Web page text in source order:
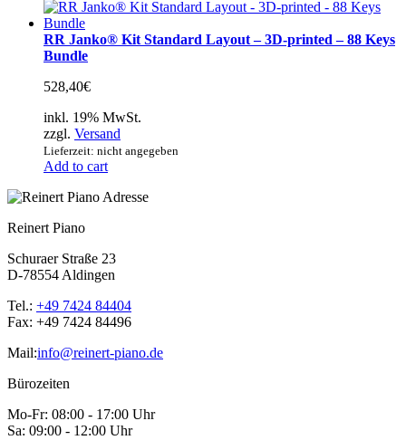
RR Janko® Kit Standard Layout – 3D-printed – 88 Keys
Bundle
528,40€
inkl. 19% MwSt.
zzgl. Versand
Lieferzeit: nicht angegeben
Add to cart
Reinert Piano
Schuraer Straße 23
D-78554 Aldingen
Tel.: +49 7424 84404
Fax: +49 7424 84496
Mail:info@reinert-piano.de
Bürozeiten
Mo-Fr: 08:00 - 17:00 Uhr
Sa: 09:00 - 12:00 Uhr